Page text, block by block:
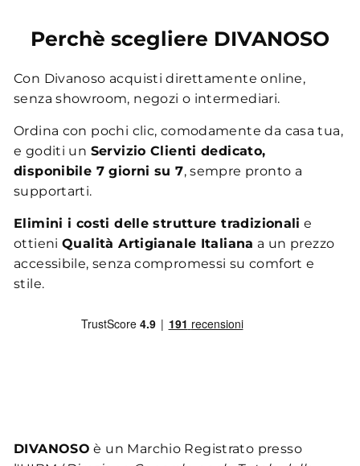
Perchè scegliere DIVANOSO
Con Divanoso acquisti direttamente online,
senza showroom, negozi o intermediari.
Ordina con pochi clic, comodamente da casa tua,
e goditi un Servizio Clienti dedicato,
disponibile 7 giorni su 7, sempre pronto a
supportarti.
Elimini i costi delle strutture tradizionali e
ottieniQualità Artigianale Italiana a un prezzo
accessibile, senza compromessi su comfort e
stile.
DIVANOSO è un Marchio Registrato presso